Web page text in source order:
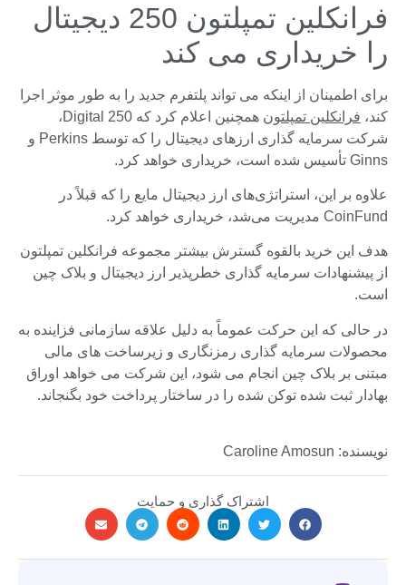
فرانکلین تمپلتون 250 دیجیتال
را خریداری می کند
برای اطمینان از اینکه می تواند پلتفرم جدید را به طور موثر اجرا
کند، فرانکلین تمپلتون
همچنین اعلام کرد که 250 Digital،
شرکت سرمایه گذاری ارزهای دیجیتال را که توسط Perkins و
Ginns تأسیس شده است، خریداری خواهد کرد.
علاوه بر این، استراتژی‌های ارز دیجیتال مایع را که قبلاً در
CoinFund مدیریت می‌شد، خریداری خواهد کرد.
هدف این خرید بالقوه گسترش بیشتر مجموعه فرانکلین تمپلتون
از پیشنهادات سرمایه گذاری خطرپذیر ارز دیجیتال و بلاک چین
است.
در حالی که این حرکت عموماً به دلیل علاقه سازمانی فزاینده به
محصولات سرمایه گذاری رمزنگاری و زیرساخت های مالی
مبتنی بر بلاک چین انجام می شود، این شرکت می خواهد اوراق
بهادار ثبت شده توکن شده را در ساختار پرداخت خود بگنجاند.
نویسنده: Caroline Amosun
اشتراک گذاری و حمایت